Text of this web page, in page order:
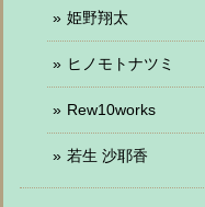
姫野翔太
ヒノモトナツミ
Rew10works
若生 沙耶香